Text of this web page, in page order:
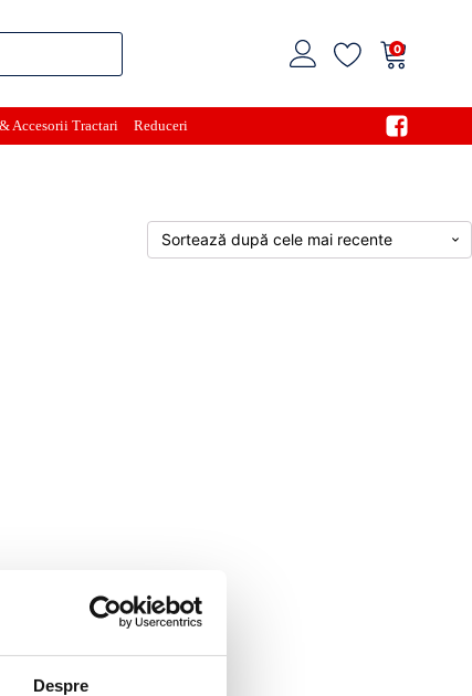
Despre
0
Accesorii Tractari Reduceri